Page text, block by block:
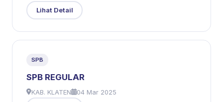
Lihat Detail
SPB
SPB REGULAR
KAB. KLATEN 04 Mar 2025